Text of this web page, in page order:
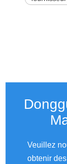
Veuillez
obtenir